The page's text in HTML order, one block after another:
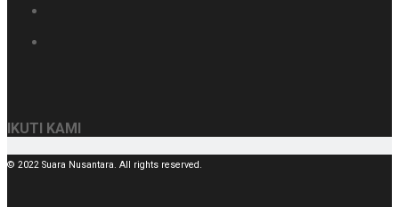
IKUTI KAMI
© 2022 Suara Nusantara. All rights reserved.